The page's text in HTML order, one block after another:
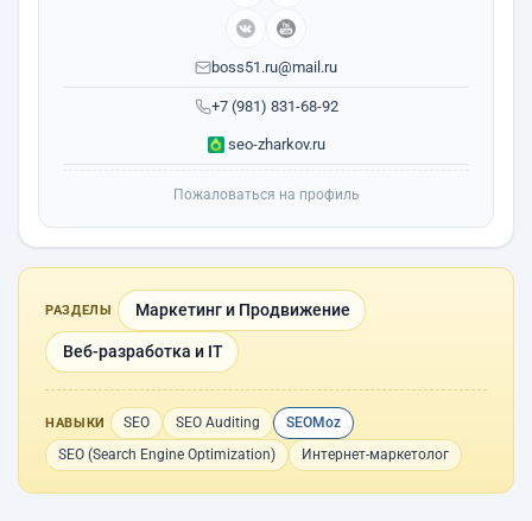
+7 (981) 831-68-92
boss51.ru@mail.ru
seo-zharkov.ru
Пожаловаться на профиль
РАЗДЕЛЫ Маркетинг и Продвижение
Веб-разработка и IT
НАВЫКИ SEO SEO Auditing
SEOMoz
SEO (Search Engine Optimization)
Интернет-маркетолог